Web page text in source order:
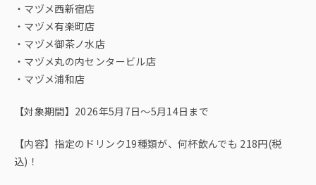
・マヅメ西新宿店
・マヅメ有楽町店
・マヅメ御茶ノ水店
・マヅメ丸の内センタービル店
・マヅメ浦和店
【対象期間】2026年5月7日～5月14日まで
【内容】指定のドリンク19種類が、何杯飲んでも 218円(税
込)！